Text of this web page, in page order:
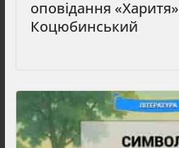
оповідання «Харитя»
Коцюбинський